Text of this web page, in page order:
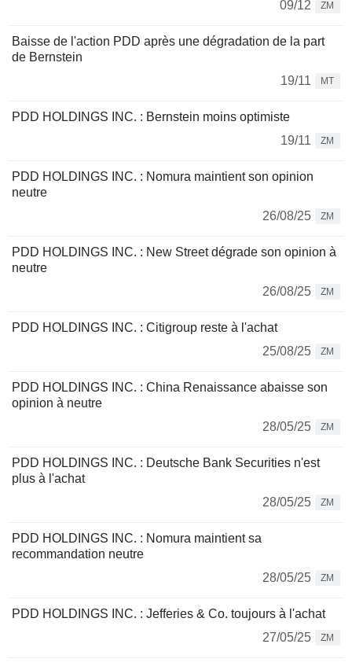
09/12
ZM
Baisse de l'action PDD après une dégradation de la part
de Bernstein
19/11
MT
PDD HOLDINGS INC. : Bernstein moins optimiste
19/11
ZM
PDD HOLDINGS INC. : Nomura maintient son opinion
neutre
26/08/25
ZM
PDD HOLDINGS INC. : New Street dégrade son opinion à
neutre
26/08/25
ZM
PDD HOLDINGS INC. : Citigroup reste à l'achat
25/08/25
ZM
PDD HOLDINGS INC. : China Renaissance abaisse son
opinion à neutre
28/05/25
ZM
PDD HOLDINGS INC. : Deutsche Bank Securities n'est
plus à l'achat
28/05/25
ZM
PDD HOLDINGS INC. : Nomura maintient sa
recommandation neutre
28/05/25
ZM
PDD HOLDINGS INC. : Jefferies & Co. toujours à l'achat
27/05/25
ZM